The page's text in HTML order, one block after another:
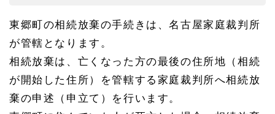
東郷町の相続放棄の手続きは、名古屋家庭裁判所
が管轄となります。
相続放棄は、亡くなった方の最後の住所地（相続
が開始した住所）を管轄する家庭裁判所へ相続放
棄の申述（申立て）を行います。